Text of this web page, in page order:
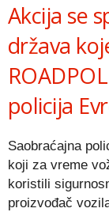
Akcija se
država
policija
Saobraćajna
koji za vreme
koristili
proizvođač